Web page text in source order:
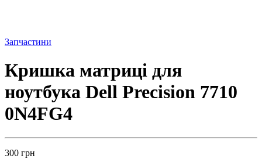
Запчастини
Кришка матриці для
ноутбука Dell Precision 7710
0N4FG4
300 грн